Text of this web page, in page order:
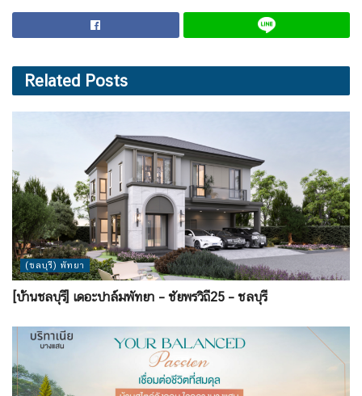
Related Posts
(ชลบุรี) พัทยา
[บ้านชลบุรี] เดอะปาล์มพัทยา – ชัยพรวิถี25 – ชลบุรี